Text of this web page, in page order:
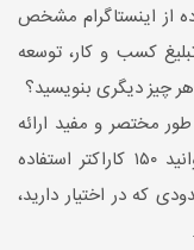
از اینستاگرام مشخص
کسب و کار، توسعه
چیز دیگری بنویسید؟
مختصر و مفید ارائه
دهید: در بیوی اینستاگرام، شما فقط می‌توانید ۱۵۰ کاراکتر استفاده
که در اختیار دارید،